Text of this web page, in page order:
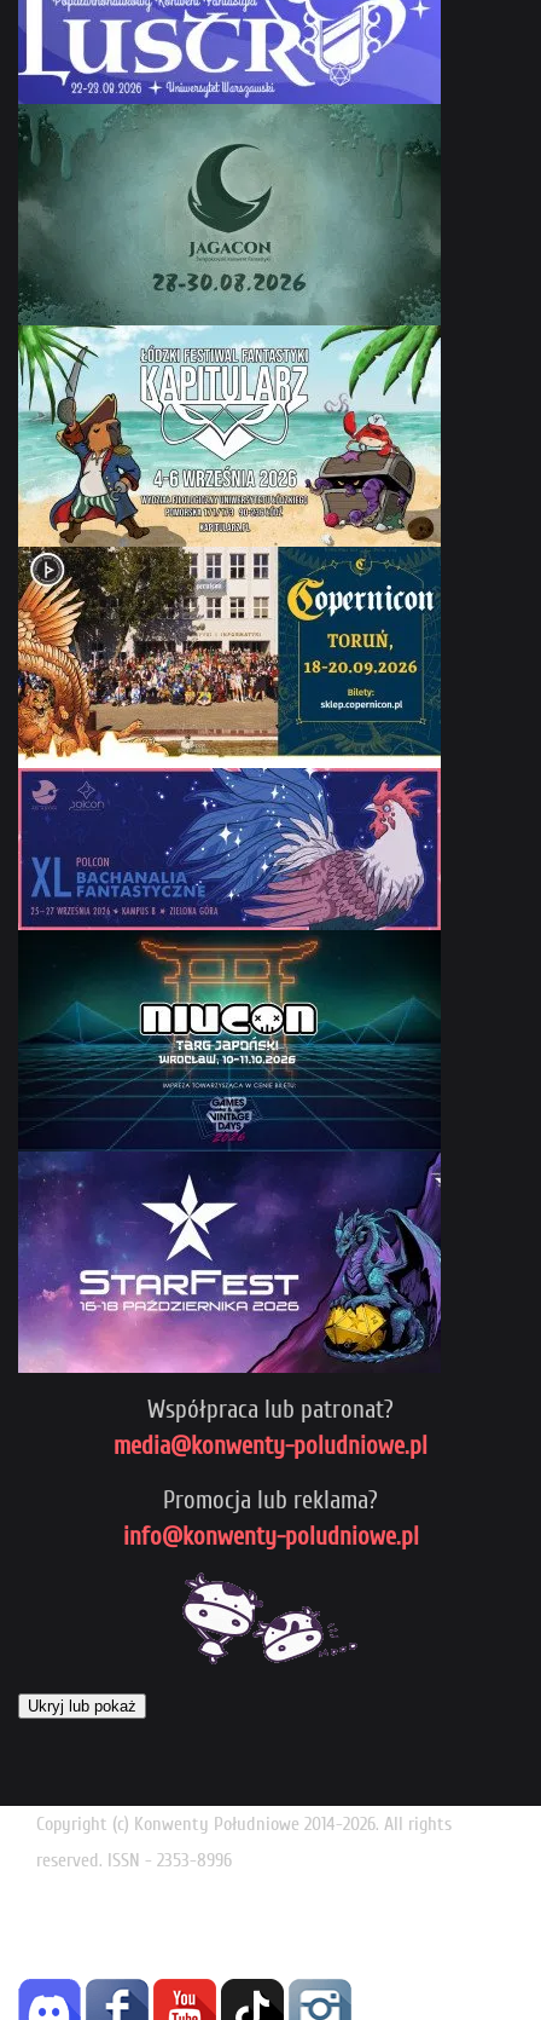
Współpraca lub patronat?
media@konwenty-poludniowe.pl
Promocja lub reklama?
info@konwenty-poludniowe.pl
Ukryj lub pokaż
Copyright (c) Konwenty Południowe 2014-2026. All rights
reserved. ISSN - 2353-8996